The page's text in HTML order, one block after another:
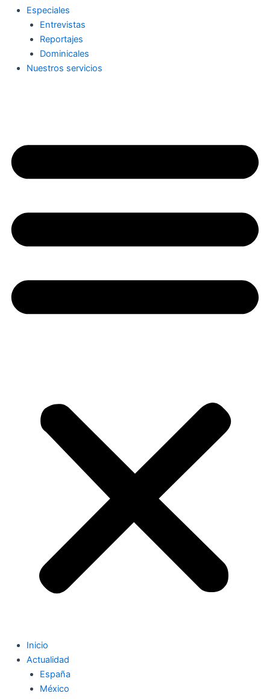
Especiales
Entrevistas
Reportajes
Dominicales
Nuestros servicios
Inicio
Actualidad
España
México